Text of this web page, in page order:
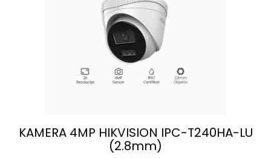
KAMERA 4MP HIKVISION IPC-T240HA-LU
(2.8mm)